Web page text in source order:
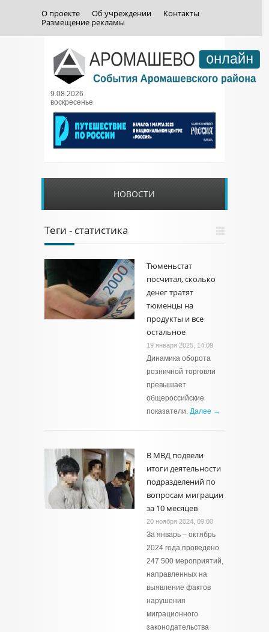
О проекте Об учреждении
Контакты
Размещение рекламы
9.08.2026
воскресенье
НОВОСТИ
Теги - статистика
Тюменьстат
посчитал, сколько
денег тратят
тюменцы на
продукты и все
остальное
19 января 2025, 14:09
Динамика оборота
розничной торговли
превышает
общероссийские
показатели. Далее →
В МВД подвели
итоги деятельности
подразделений по
вопросам миграции
за 10 месяцев
20 ноября 2024, 09:00
За январь – октябрь
2024 года проведено
247 500 мероприятий,
направленных на
выявление фактов
нарушения
миграционного
законодательства